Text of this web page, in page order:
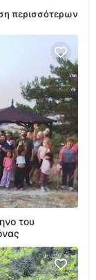
περισσότερων
του